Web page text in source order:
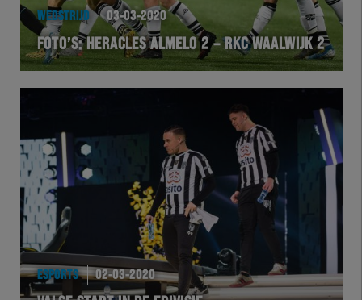
WEDSTRIJD 03-03-2020
FOTO’S: HERACLES ALMELO 2 – RKC WAALWIJK 2
ESPORTS 02-03-2020